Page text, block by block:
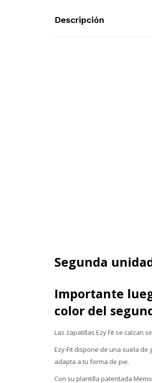
Descripción
Segunda
Importante
color del
Las zapatillas Ezy Fit se calzan
Ezy-Fit dispone de una suela
adapta a tu forma de pie.
Con su plantilla patentada